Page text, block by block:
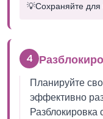
💡Сохраняйте
4
Планируйте
эффективно
Разблокировка